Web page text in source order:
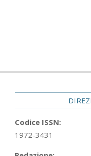
Codice ISSN:
1972-3431